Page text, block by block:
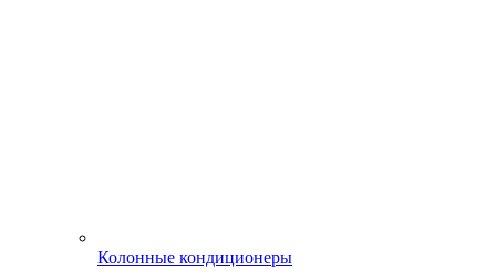
Колонные кондиционеры